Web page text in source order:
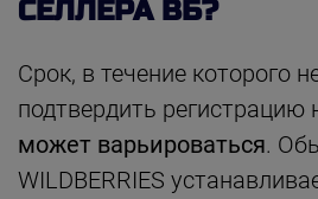
СЕЛЛЕРА ВБ?
Срок, в течение которого
подтвердить регистрацию
может варьироваться.
WILDBERRIES